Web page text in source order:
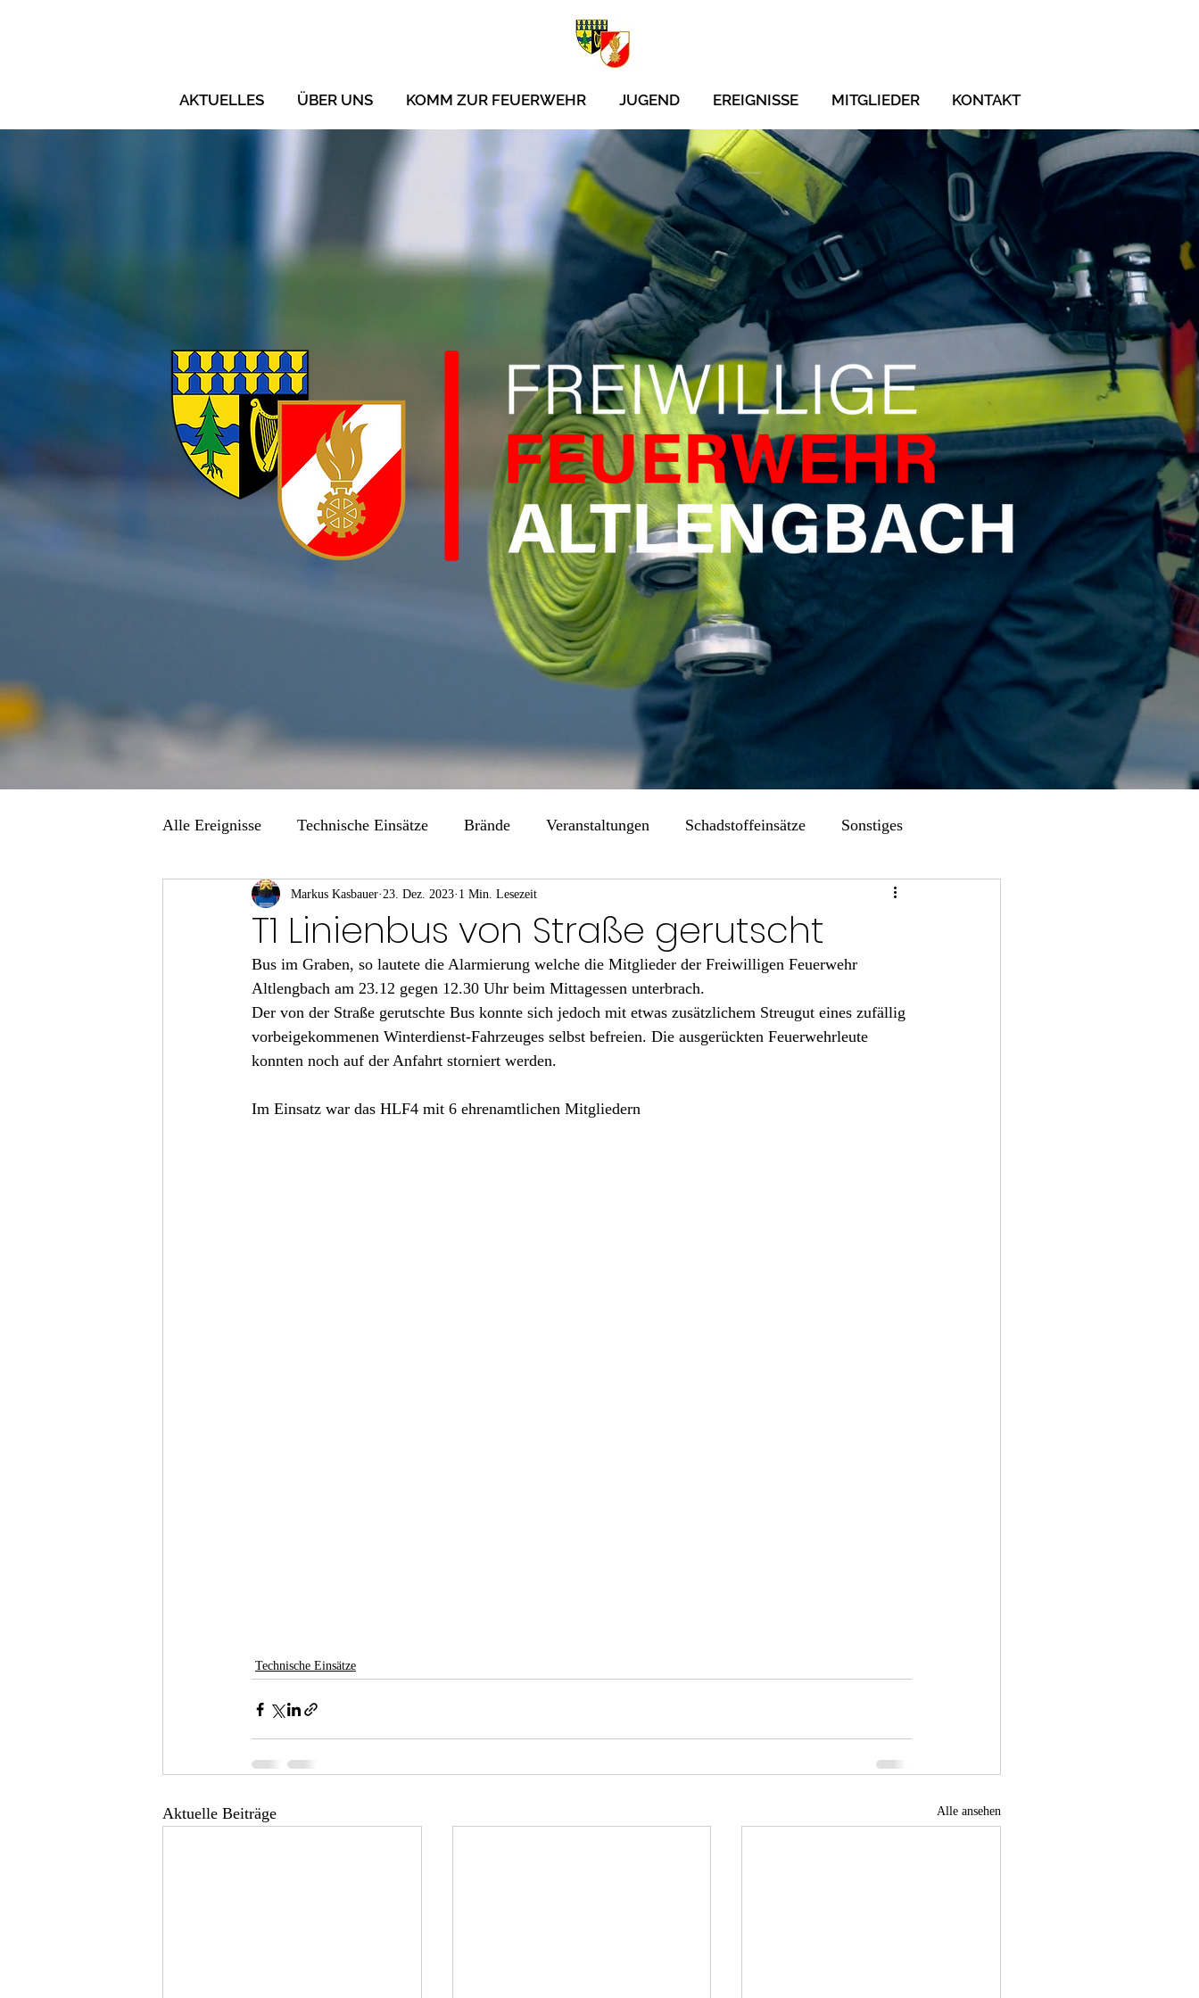
AKTUELLES ÜBER UNS KOMM ZUR FEUERWEHR JUGEND EREIGNISSE MITGLIEDER KONTAKT
Alle Ereignisse Technische Einsätze Brände Veranstaltungen Schadstoffeinsätze Sonstiges
Übungen
T1 Linienbus von Straße gerutscht
Markus Kasbauer 23. Dez. 2023 1 Min. Lesezeit
Bus im Graben, so lautete die Alarmierung welche die Mitglieder der Freiwilligen Feuerwehr
Altlengbach am 23.12 gegen 12.30 Uhr beim Mittagessen unterbrach.
Der von der Straße gerutschte Bus konnte sich jedoch mit etwas zusätzlichem Streugut eines zufällig
vorbeigekommenen Winterdienst-Fahrzeuges selbst befreien. Die ausgerückten Feuerwehrleute
konnten noch auf der Anfahrt storniert werden.
Im Einsatz war das HLF4 mit 6 ehrenamtlichen Mitgliedern
Technische Einsätze
Aktuelle Beiträge Alle ansehen